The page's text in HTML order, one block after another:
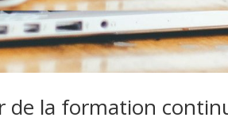
de la formation